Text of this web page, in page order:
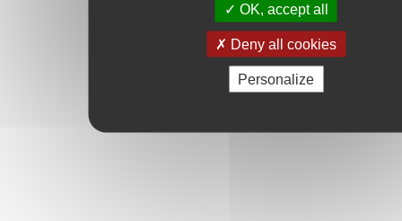
OK, accept all
Deny all cookies
Personalize